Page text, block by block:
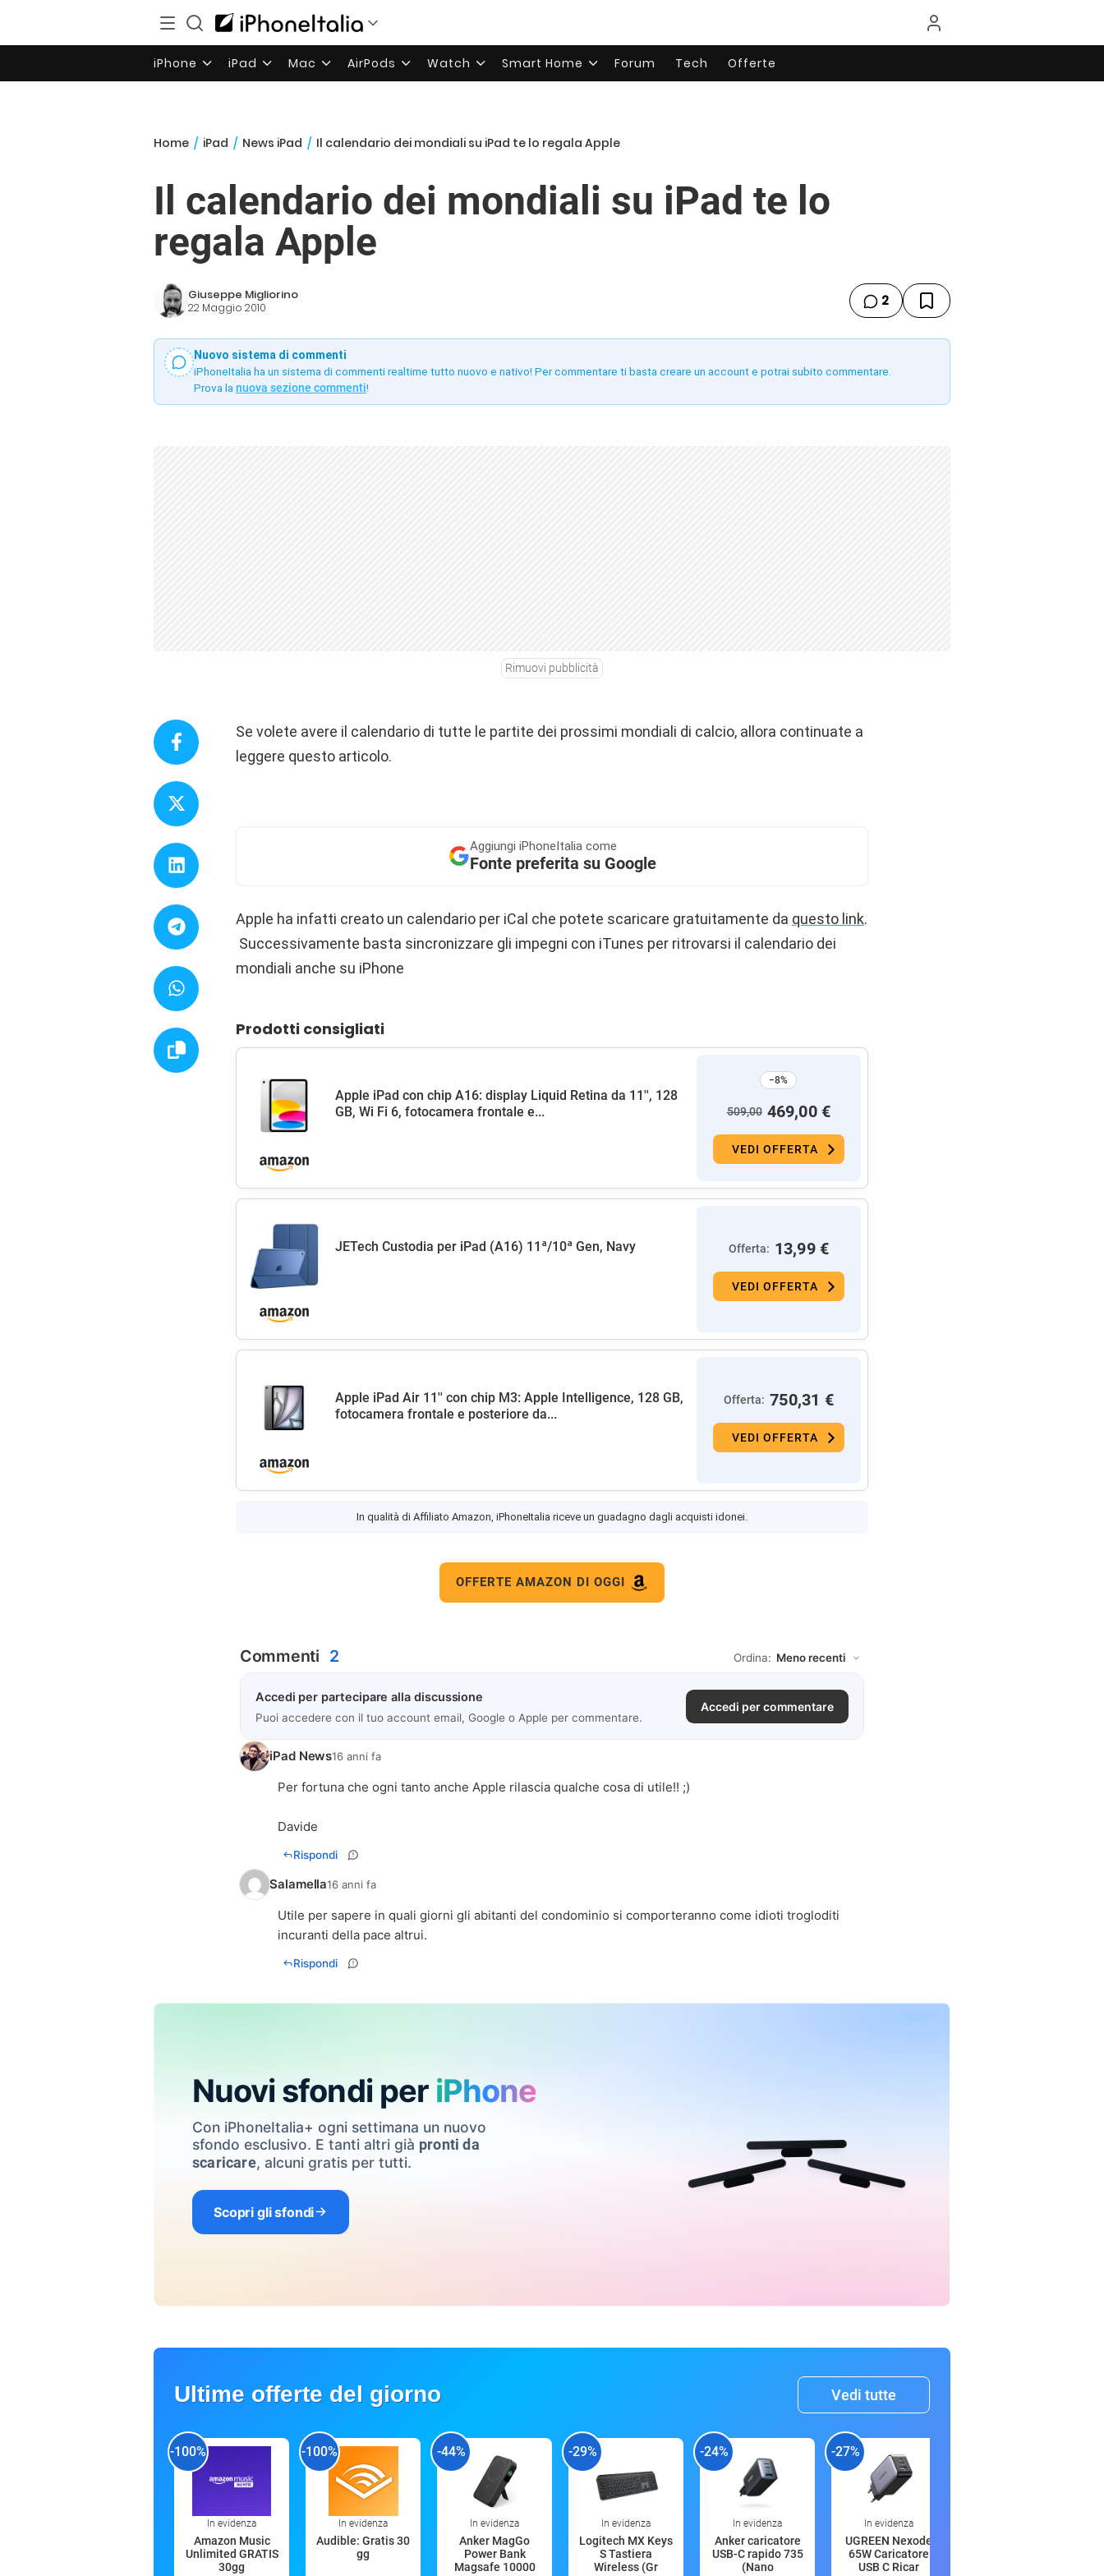
iPhone iPad Mac AirPods Watch Smart Home Forum Tech Offerte
Home / iPad / News iPad / Il calendario dei mondiali su iPad te lo regala Apple
Il calendario dei mondiali su iPad te lo
regala Apple
Giuseppe Migliorino
22 Maggio 2010 2
Nuovo sistema di commenti
iPhoneItalia ha un sistema di commenti realtime tutto nuovo e nativo! Per commentare ti basta creare un account e potrai subito commentare.
Prova la nuova sezione commenti!
Rimuovi pubblicità
Se volete avere il calendario di tutte le partite dei prossimi mondiali di calcio, allora continuate a
leggere questo articolo.
Aggiungi iPhoneItalia come
Fonte preferita su Google
Apple ha infatti creato un calendario per iCal che potete scaricare gratuitamente da questo link.
Successivamente basta sincronizzare gli impegni con iTunes per ritrovarsi il calendario dei
mondiali anche su iPhone
Prodotti consigliati
Apple iPad con chip A16: display Liquid Retina da 11'', 128
GB, Wi Fi 6, fotocamera frontale e...
−8%
509,00 469,00 €
VEDI OFFERTA
JETech Custodia per iPad (A16) 11ª/10ª Gen, Navy Offerta: 13,99 €
VEDI OFFERTA
Apple iPad Air 11'' con chip M3: Apple Intelligence, 128 GB,
fotocamera frontale e posteriore da...
Offerta: 750,31 €
VEDI OFFERTA
In qualità di Affiliato Amazon, iPhoneItalia riceve un guadagno dagli acquisti idonei.
OFFERTE AMAZON DI OGGI
Commenti 2 Ordina:
Accedi per partecipare alla discussione
Puoi accedere con il tuo account email, Google o Apple per commentare.
Accedi per commentare
iPad News16 anni fa
Per fortuna che ogni tanto anche Apple rilascia qualche cosa di utile!! ;)
Davide
Rispondi
Salamella16 anni fa
Utile per sapere in quali giorni gli abitanti del condominio si comporteranno come idioti trogloditi
incuranti della pace altrui.
Rispondi
Nuovi sfondi per iPhone
Con iPhoneItalia+ ogni settimana un nuovo
sfondo esclusivo. E tanti altri già pronti da
scaricare, alcuni gratis per tutti.
Scopri gli sfondi
Ultime offerte del giorno Vedi tutte
-100%
In evidenza
Amazon Music
Unlimited GRATIS
30gg
-100%
In evidenza
Audible: Gratis 30
gg
-44%
In evidenza
Anker MagGo
Power Bank
Magsafe 10000
-29%
In evidenza
Logitech MX Keys
S Tastiera
Wireless (Gr
-24%
In evidenza
Anker caricatore
USB-C rapido 735
(Nano
-27%
In evidenza
UGREEN Nexode
65W Caricatore
USB C Ricar